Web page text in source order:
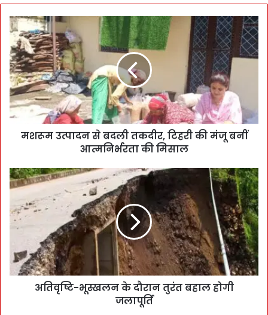
मशरूम उत्पादन से बदली तकदीर, टिहरी की मंजू बनीं
आत्मनिर्भरता की मिसाल
अतिवृष्टि-भूस्खलन के दौरान तुरंत बहाल होगी
जलापूर्ति